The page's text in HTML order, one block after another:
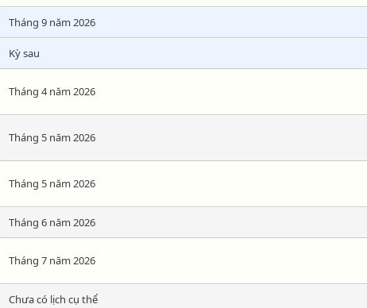
Tháng 9 năm 2026
Kỳ sau
Tháng 4 năm 2026
Tháng 5 năm 2026
Tháng 5 năm 2026
Tháng 6 năm 2026
Tháng 7 năm 2026
Chưa có lịch cụ thể